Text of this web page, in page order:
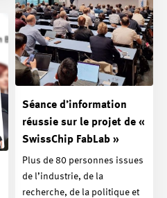
Séance d’information
réussie sur le projet de «
SwissChip FabLab »
Plus de 80 personnes issues
de l’industrie, de la
recherche, de la politique et